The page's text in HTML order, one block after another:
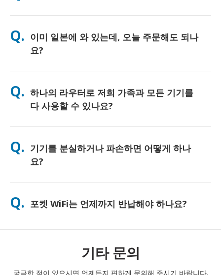
네트워크와 마찬가지로 일시적인 통신망 혼잡으로 인해 속도 저하
가 발생할 수 있습니다. 만약 정책적인 속도 제한이 발생할 경우,
주요 공항에서 직접 수령하시거나, 호텔 또는 숙소로 배송받으실
포함된 선불 반납 봉투를 사용하여 일본 내 어느 우체통이든 편리
하게 반납하시면 됩니다. 복잡한 서류 작성이나 카운터 대기 없이
간편하게 서비스를 이용하실 수 있습니다.
Q. 이미 일본에 와 있는데, 오늘 주문해도 되나
요?
네, 당일 공항 픽업이 가능합니다. 호텔 배송의 경우, 보통 다음 날
역에서 가장 빠른 수령 방법을 알고 싶으시다면, 언제든지 저희에
게 문의해 주세요. 친절하게 안내해 드리겠습니다.
Q. 하나의 라우터로 저희 가족과 모든 기기를
다 사용할 수 있나요?
네, 최대 10대까지(폰, 태블릿, 노트북 등) 동시에 연결하여 사용하
하게 사용하시도록 무료 보조 배터리를 함께 제공해 드리고 있습
니다.
Q. 기기를 분실하거나 파손하면 어떻게 하나
요?
결제 시 분실 또는 파손에 대비한 보험을 추가할 수 있습니다. 보험
에게 연락해 주세요. 연결을 유지하실 수 있도록 도와드리겠습니
다.
Q. 포켓 WiFi는 언제까지 반납해야 하나요?
기타 문의
궁금한 점이 있으시면 언제든지 편하게 문의해 주시기 바랍니다.